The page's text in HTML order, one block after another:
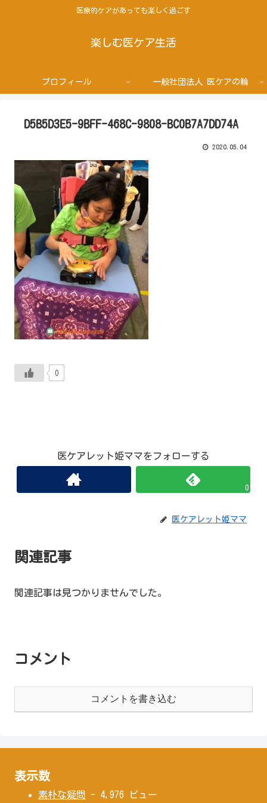
医療的ケアがあっても楽しく過ごす
楽しむ医ケア生活
プロフィール 一般社団法人 医ケアの輪
D5B5D3E5-9BFF-468C-9808-BC0B7A7DD74A
2020.05.04
0
医ケアレット姫ママをフォローする
0
医ケアレット姫ママ
関連記事
関連記事は見つかりませんでした。
コメント
コメントを書き込む
表示数
素朴な疑問 - 4,976 ビュー